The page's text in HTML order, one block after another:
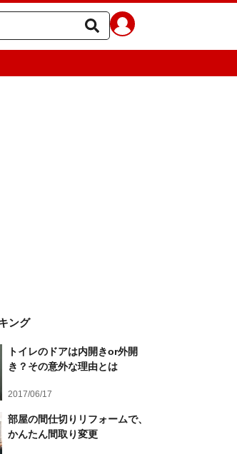
ング
トイレのドアは内開きor外開
き？その意外な理由とは
2017/06/17
部屋の間仕切りリフォームで、
かんたん間取り変更